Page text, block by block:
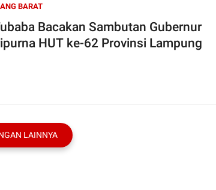
BARAT
Bacakan Sambutan Gubernur
HUT ke-62 Provinsi Lampung
LAINNYA